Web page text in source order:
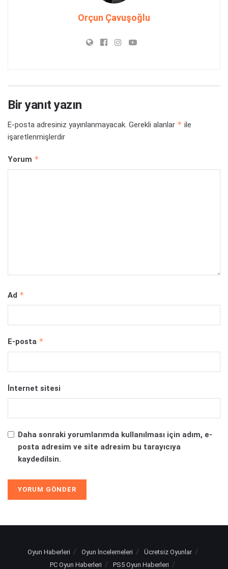
Orçun Çavuşoğlu
Bir yanıt yazın
E-posta adresiniz yayınlanmayacak. Gerekli alanlar * ile
işaretlenmişlerdir
Yorum *
Ad *
E-posta *
İnternet sitesi
Daha sonraki yorumlarımda kullanılması için adım, e-
posta adresim ve site adresim bu tarayıcıya
kaydedilsin.
Oyun Haberleri Oyun İncelemeleri
Ücretsiz Oyunlar
PC Oyun Haberleri
PS5 Oyun Haberleri